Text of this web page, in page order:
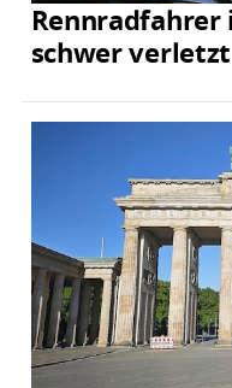
schwer verletzt